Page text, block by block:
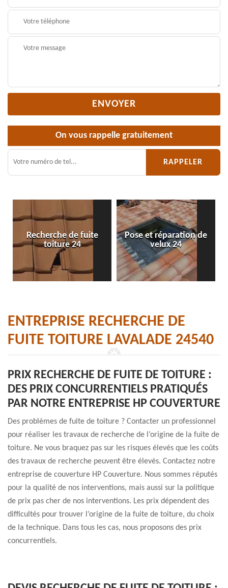
On vous rappelle gratuitement
Recherche de fuite
toiture 24
Pose et réparation de
velux 24
ENTREPRISE RECHERCHE DE
FUITE TOITURE LAVALADE 24540
PRIX RECHERCHE DE FUITE DE TOITURE :
DES PRIX CONCURRENTIELS PRATIQUÉS
PAR NOTRE ENTREPRISE HP COUVERTURE
Des problèmes de fuite de toiture ? Contacter un professionnel
pour réaliser les travaux de recherche de l’origine de la fuite de
toiture. Ne vous braquez pas sur les risques élevés que les coûts
des travaux de recherche peuvent être élevés. Contactez notre
entreprise de couverture HP Couverture. Nous sommes réputés
pour la qualité de nos interventions, mais aussi sur la politique
de prix pas cher de nos interventions. Les prix dépendent des
difficultés pour trouver l’origine de la fuite de toiture, du choix
de la technique. Dans tous les cas, nous proposons des prix
concurrentiels.